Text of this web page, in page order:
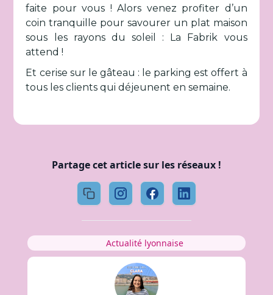
faite pour vous ! Alors venez profiter d’un
coin tranquille pour savourer un plat maison
sous les rayons du soleil : La Fabrik vous
attend !
Et cerise sur le gâteau : le parking est offert à
tous les clients qui déjeunent en semaine.
Partage cet article sur les réseaux !
Actualité lyonnaise